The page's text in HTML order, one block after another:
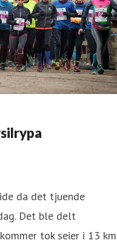
da det tjuende
Det ble delt
tok seier i 13